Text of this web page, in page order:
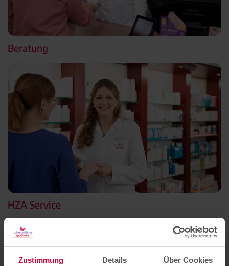
Zustimmung Details Über Cookies
Beratung
HZA Service